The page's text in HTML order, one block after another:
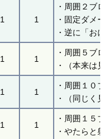
1 1
・周囲２
・固定ダ
・逆に「
1 1
・周囲５
・（本来
1 1
・周囲１
・（同じ
1 1
・周囲１
・やたら